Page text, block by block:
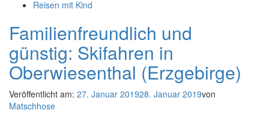
Reisen mit Kind
Familienfreundlich und
günstig: Skifahren in
Oberwiesenthal (Erzgebirge)
Veröffentlicht am: 27. Januar 201928. Januar 2019von
Matschhose